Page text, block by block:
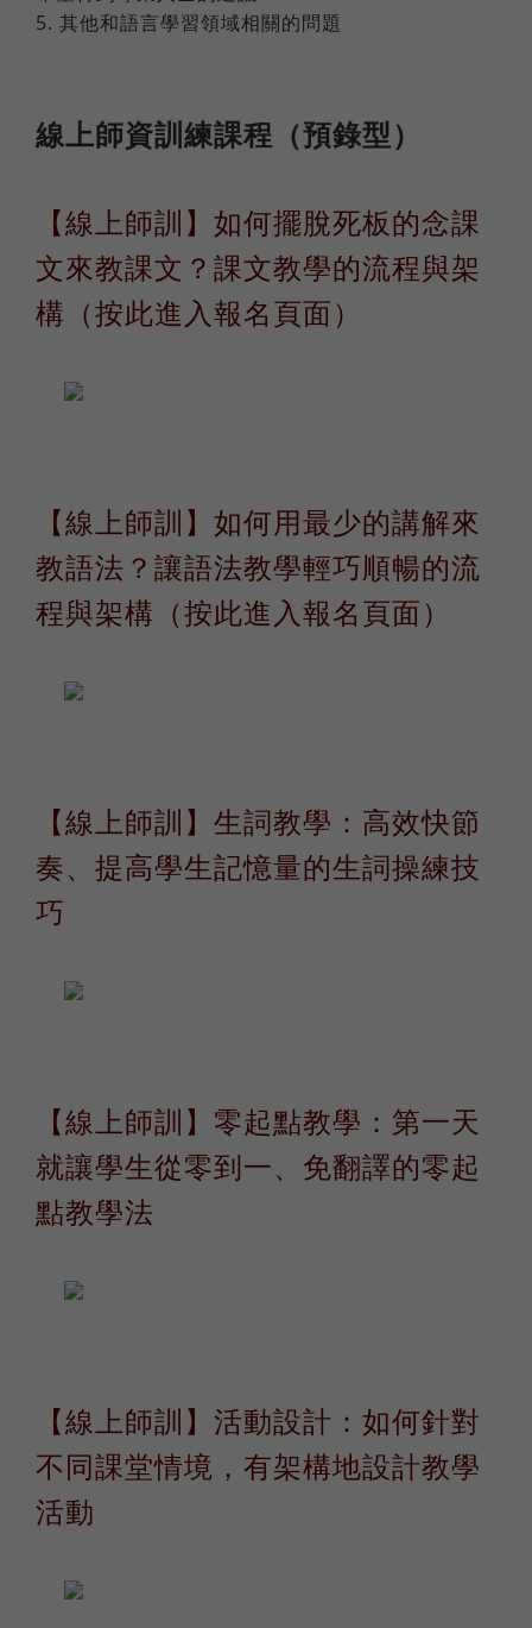
5. 其他和語言學習領域相關的問題
線上師資訓練課程（預錄型）
【線上師訓】如何擺脫死板的念課
文來教課文？課文教學的流程與架
構（按此進入報名頁面）
【線上師訓】如何用最少的講解來
教語法？讓語法教學輕巧順暢的流
程與架構（按此進入報名頁面）
【線上師訓】 生詞教學：高效快節
奏、提高學生記憶量的生詞操練技
巧
【線上師訓】 零起點教學：第一天
就讓學生從零到一、免翻譯的零起
點教學法
【線上師訓】活動設計：如何針對
不同課堂情境，有架構地設計教學
活動